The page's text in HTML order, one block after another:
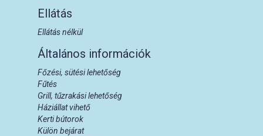
Ellátás
Ellátás nélkül
Általános információk
Főzési, sütési lehetőség
Fűtés
Grill, tűzrakási lehetőség
Háziállat vihető
Kerti bútorok
Külön bejárat